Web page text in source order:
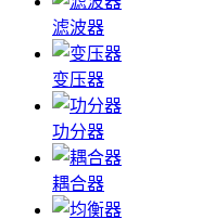
滤波器
变压器
功分器
耦合器